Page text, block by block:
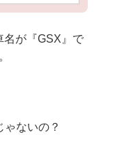
名が『GSX』で
ゃないの？